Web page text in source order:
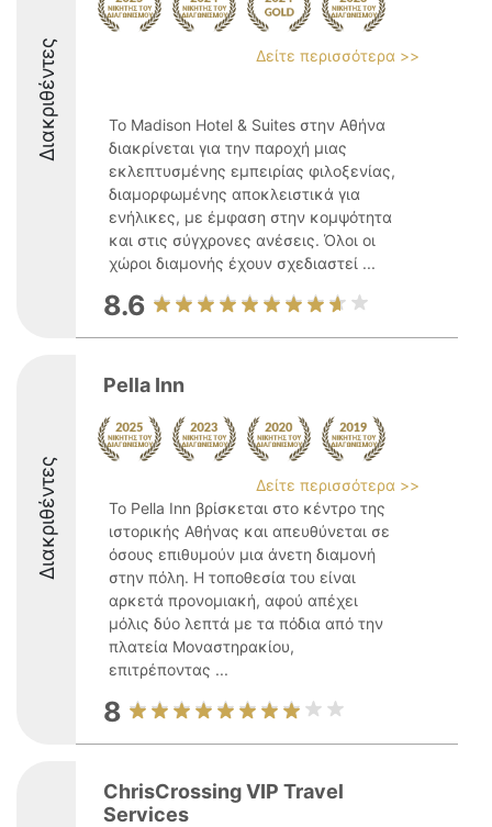
Διακριθέντες Δείτε περισσότερα >>
Το Madison Hotel & Suites στην Αθήνα
διακρίνεται για την παροχή μιας
εκλεπτυσμένης εμπειρίας φιλοξενίας,
διαμορφωμένης αποκλειστικά για
ενήλικες, με έμφαση στην κομψότητα
και στις σύγχρονες ανέσεις. Όλοι οι
χώροι διαμονής έχουν σχεδιαστεί ...
8.6
Διακριθέντες
Pella Inn
Δείτε περισσότερα >>
Το Pella Inn βρίσκεται στο κέντρο της
ιστορικής Αθήνας και απευθύνεται σε
όσους επιθυμούν μια άνετη διαμονή
στην πόλη. Η τοποθεσία του είναι
αρκετά προνομιακή, αφού απέχει
μόλις δύο λεπτά με τα πόδια από την
πλατεία Μοναστηρακίου,
επιτρέποντας ...
8
ChrisCrossing VIP Travel
Services